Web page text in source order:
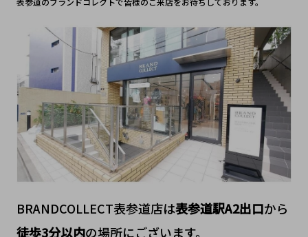
BRANDCOLLECT表参道店は表参道駅A2出口から
徒歩3分以内の場所にございます。